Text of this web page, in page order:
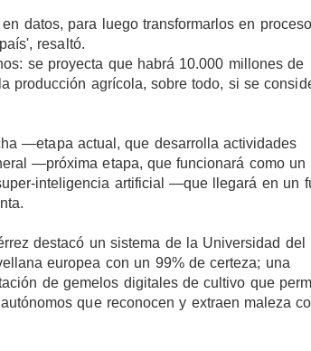
datos, para luego transformarlos en
resaltó.
se proyecta que habrá 10.000 millones de
producción agrícola, sobre todo, si se
—etapa actual, que desarrolla actividades
—próxima etapa, que funcionará como un
inteligencia artificial —que llegará en un
destacó un sistema de la Universidad del
europea con un 99% de certeza; una
de gemelos digitales de cultivo que
que reconocen y extraen maleza